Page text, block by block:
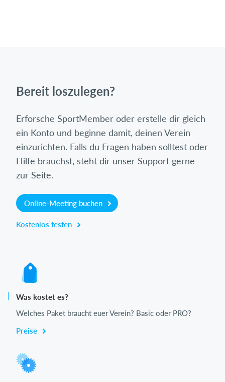
Bereit loszulegen?
Erforsche SportMember oder erstelle dir gleich
ein Konto und beginne damit, deinen Verein
einzurichten. Falls du Fragen haben solltest oder
Hilfe brauchst, steht dir unser Support gerne
zur Seite.
Online-Meeting buchen
Kostenlos testen
Was kostet es?
Welches Paket braucht euer Verein? Basic oder PRO?
Preise